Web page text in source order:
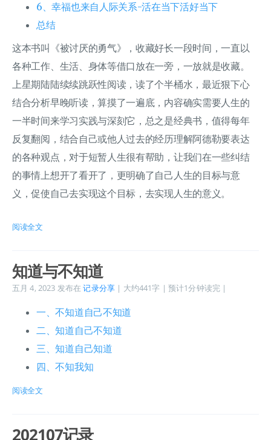
6、幸福也来自人际关系-活在当下活好当下
总结
这本书叫《被讨厌的勇气》，收藏好长一段时间，一直以
各种工作、生活、身体等借口放在一旁，一放就是收藏。
上星期陆陆续续跳跃性阅读，读了个半桶水，最近狠下心
结合分析早晚听读，算摸了一遍底，内容确实需要人生的
一半时间来学习实践与深刻它，总之是经典书，值得每年
反复翻阅，结合自己或他人过去的经历理解阿德勒要表达
的各种观点，对于短暂人生很有帮助，让我们在一些纠结
的事情上想开了看开了，更明确了自己人生的目标与意
义，促使自己去实现这个目标，去实现人生的意义。
阅读全文
知道与不知道
五月 4, 2023 发布在 记录分享 | 大约441字 | 预计1分钟读完 |
一、不知道自己不知道
二、知道自己不知道
三、知道自己知道
四、不知我知
阅读全文
202107记录